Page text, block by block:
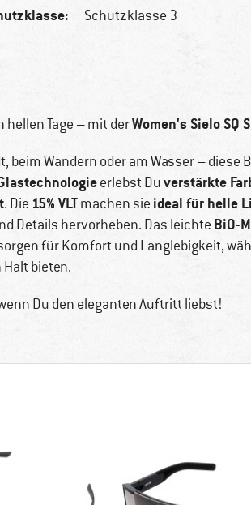
Schutzklasse 3
hellen Tage – mit derWomen's Sielo SQ
beim Wandern oder am Wasser –
erlebst Duverstärkte
. Die 15% VLTmachen sie ideal für helle
Details hervorheben. Das leichte BiO-
für Komfort und Langlebigkeit,
bieten.
Du den eleganten Auftritt liebst!